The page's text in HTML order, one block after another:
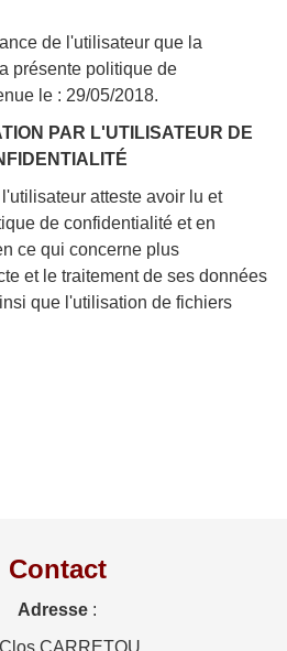
de l'utilisateur que la
présente politique de
le : 29/05/2018.
PAR L'UTILISATEUR DE
atteste avoir lu et
de confidentialité et en
ce qui concerne plus
et le traitement de ses données
que l'utilisation de fichiers
Contact
Adresse :
CARRETOU